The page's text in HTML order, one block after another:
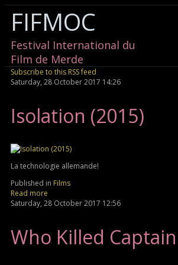
FIFMOC
Festival International du
Film de Merde
Subscribe to this RSS feed
Saturday, 28 October 2017 14:26
Isolation (2015)
La technologie allemande!
Published in Films
Read more
Saturday, 28 October 2017 12:56
Who Killed